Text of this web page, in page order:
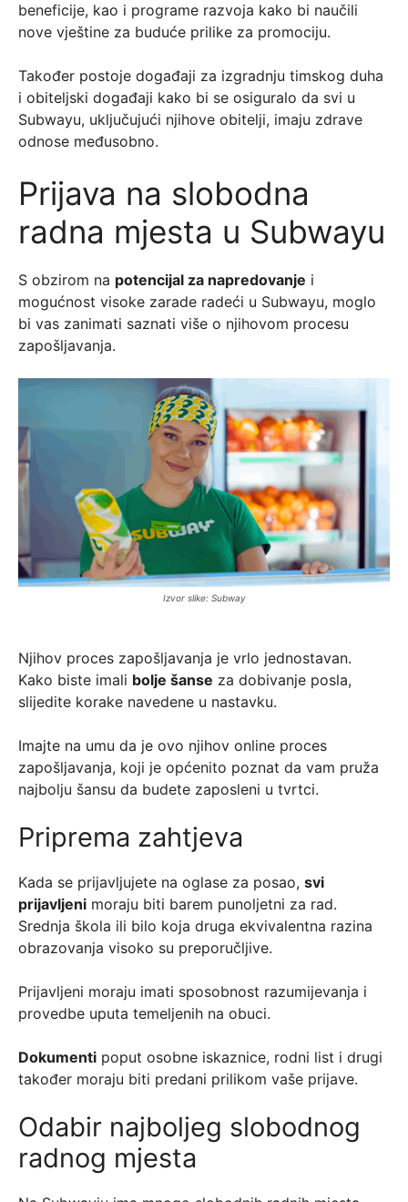
beneficije, kao i programe razvoja kako bi naučili
nove vještine za buduće prilike za promociju.
Također postoje događaji za izgradnju timskog duha
i obiteljski događaji kako bi se osiguralo da svi u
Subwayu, uključujući njihove obitelji, imaju zdrave
odnose međusobno.
Prijava na slobodna
radna mjesta u Subwayu
S obzirom na potencijal za napredovanje i
mogućnost visoke zarade radeći u Subwayu, moglo
bi vas zanimati saznati više o njihovom procesu
zapošljavanja.
Izvor slike: Subway
Njihov proces zapošljavanja je vrlo jednostavan.
Kako biste imali bolje šanse za dobivanje posla,
slijedite korake navedene u nastavku.
Imajte na umu da je ovo njihov online proces
zapošljavanja, koji je općenito poznat da vam pruža
najbolju šansu da budete zaposleni u tvrtci.
Priprema zahtjeva
Kada se prijavljujete na oglase za posao, svi
prijavljeni moraju biti barem punoljetni za rad.
Srednja škola ili bilo koja druga ekvivalentna razina
obrazovanja visoko su preporučljive.
Prijavljeni moraju imati sposobnost razumijevanja i
provedbe uputa temeljenih na obuci.
Dokumenti poput osobne iskaznice, rodni list i drugi
također moraju biti predani prilikom vaše prijave.
Odabir najboljeg slobodnog
radnog mjesta